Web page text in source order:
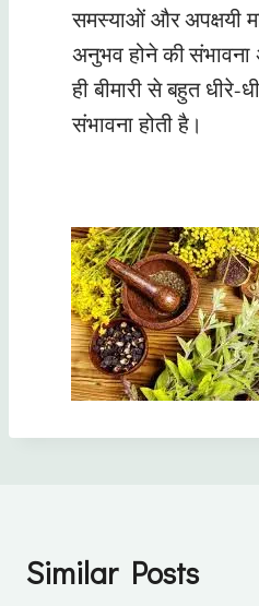
समस्याओं और अपक्षयी
अनुभव होने की संभावना
ही बीमारी से बहुत धीरे-
संभावना होती है।
Similar Posts